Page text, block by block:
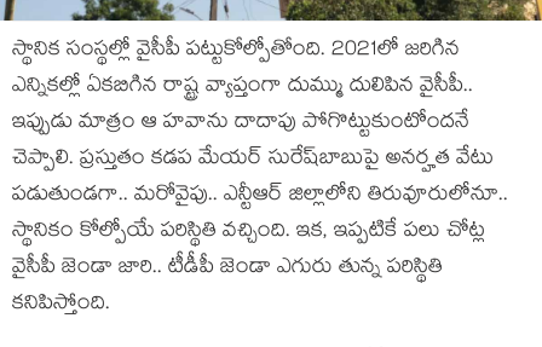
స్థానిక సంస్థ‌ల్లో వైసీపీ ప‌ట్టుకోల్పోతోంది. 2021లో జ‌రిగిన
ఎన్నిక‌ల్లో ఏక‌బిగిన రాష్ట్ర వ్యాప్తంగా దుమ్ము దులిపిన వైసీపీ..
ఇప్పుడు మాత్రం ఆ హ‌వాను దాదాపు పోగొట్టుకుంటోంద‌నే
చెప్పాలి. ప్ర‌స్తుతం క‌డ‌ప మేయ‌ర్ సురేష్‌బాబుపై అన‌ర్హ‌త వేటు
ప‌డుతుండ‌గా.. మ‌రోవైపు.. ఎన్టీఆర్ జిల్లాలోని తిరువూరులోనూ..
స్థానికం కోల్పోయే ప‌రిస్థితి వ‌చ్చింది. ఇక‌, ఇప్ప‌టికే ప‌లు చోట్ల
వైసీపీ జెండా జారి.. టీడీపీ జెండా ఎగురు తున్న ప‌రిస్థితి
క‌నిపిస్తోంది.